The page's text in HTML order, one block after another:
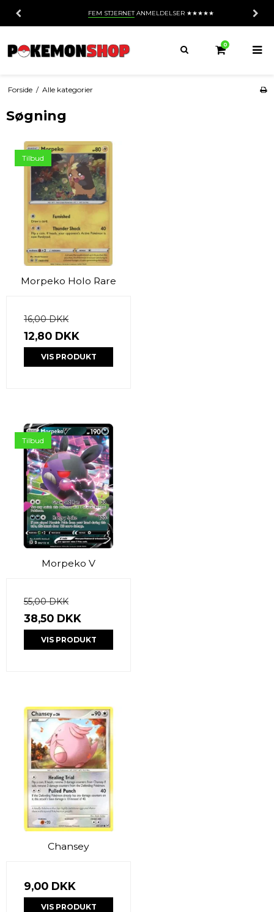
FEM STJERNETANMELDELSER ★★★★★
0
Forside / Alle kategorier
Søgning
Tilbud
Morpeko Holo Rare
16,00 DKK
12,80 DKK
VIS PRODUKT
Tilbud
Morpeko V
55,00 DKK
38,50 DKK
VIS PRODUKT
Chansey
9,00 DKK
VIS PRODUKT